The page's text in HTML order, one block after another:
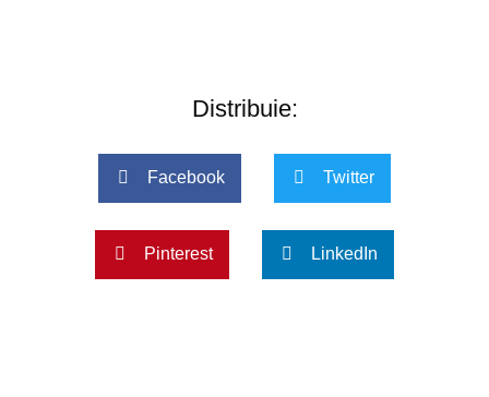
Distribuie:
Facebook Twitter
Pinterest LinkedIn